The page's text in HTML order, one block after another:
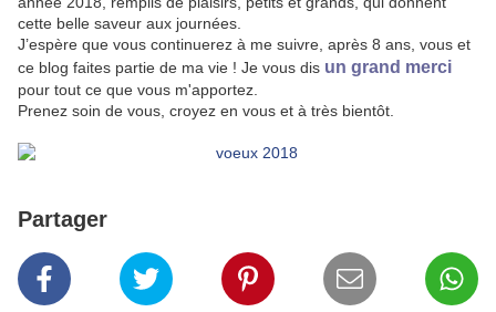
cette belle saveur aux journées.
J’espère que vous continuerez à me suivre, après 8 ans, vous et
ce blog faites partie de ma vie ! Je vous dis un grand merci
pour tout ce que vous m'apportez.
Prenez soin de vous, croyez en vous et à très bientôt.
Partager